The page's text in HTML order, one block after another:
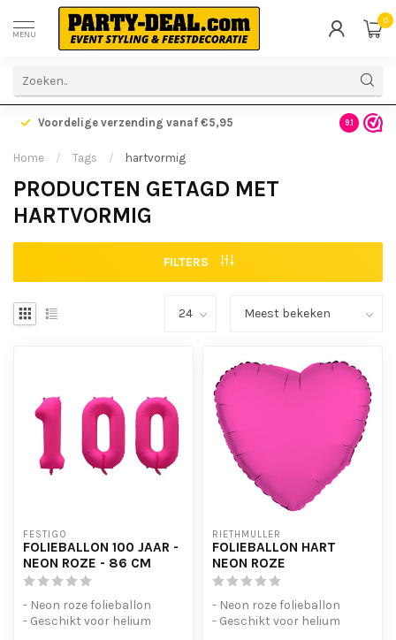
MENU
0
Voordelige verzending vanaf €5,95 Gratis
9.1
Home / Tags / hartvormig
PRODUCTEN GETAGD MET
HARTVORMIG
FILTERS
FESTIGO
FOLIEBALLON 100 JAAR -
NEON ROZE - 86 CM
- Neon roze folieballon
- Geschikt voor helium
RIETHMÜLLER
FOLIEBALLON HART
NEON ROZE
- Neon roze folieballon
- Geschikt voor helium